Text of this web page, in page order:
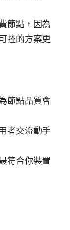
節點，因為
控的方案更
節點品質會
者交流動手
符合你裝置